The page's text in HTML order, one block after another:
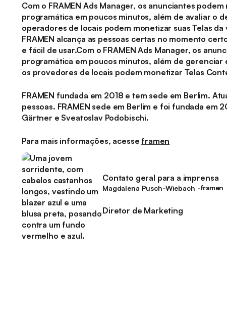
Com o FRAMEN Ads Manager, os anunciantes
programática em poucos minutos, além de avaliar o
operadores de locais podem monetizar suas Telas
FRAMEN alcança as pessoas certas no momento
e fácil de usar.Com o FRAMEN Ads Manager, os
programática em poucos minutos, além de
os provedores de locais podem monetizar Telas
FRAMEN fundada em 2018 e tem sede em Berlim.
pessoas. FRAMEN sede em Berlim e foi fundada em
Gärtner e Sveatoslav Podobischi.
Para mais informações, acesseframen
Contato geral para a imprensa
Magdalena Pusch-Wiebach -framen
Diretor de Marketing